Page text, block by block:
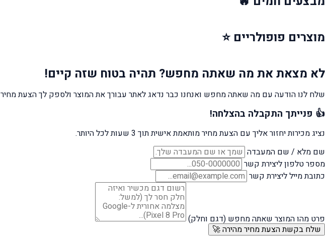
מוצרים פופולריים ⭐
לא מצאת את מה שאתה מחפש? תהיה בטוח שזה קיים!
שלח לנו הודעה עם מה שאתה מחפש ואנחנו כבר נדאג לאתר עבורך את המוצר ולספק לך הצעת מחיר
👍 פנייתך התקבלה בהצלחה!
נציג מכירות יחזור אליך עם הצעת מחיר מותאמת אישית תוך 3 שעות לכל היותר.
שם מלא / שם המעבדה
מספר טלפון ליצירת קשר
כתובת מייל ליצירת קשר
פרט מהו המוצר שאתה מחפש (דגם וחלק)
שלח בקשת הצעת מחיר מהירה 🚀